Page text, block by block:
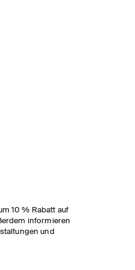
10 % Rabatt auf
informieren
und